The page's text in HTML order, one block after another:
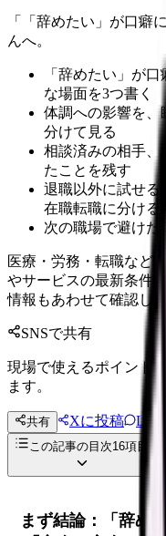
「「辞めたい」が口癖
んへ。
「辞めたい」が
な場面を3つ書く
体調への影響を、
分けて見る
相談済みの相手、
たことを残す
退職以外に試せる
在職転職に分ける
次の職場で避けた
医療・労務・転職など
やサービスの最新条件
情報もあわせて確認し
SNSで共有
現場で使えるポイント
ます。
共有 Xに投稿 LINE
この記事の目次16項目
まず結論：「辞め